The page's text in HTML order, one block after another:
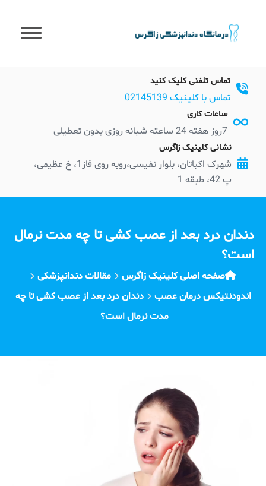
content
تماس تلفنی کلیک کنید
تماس با کلینیک 02145139
ساعات کاری
7روز هفته 24 ساعته شبانه روزی بدون تعطیلی
نشانی کلینیک زاگرس
شهرک اکباتان، بلوار نفیسی،روبه روی فاز1، خ عظیمی،
پ 42، طبقه 1
دندان درد بعد از عصب کشی تا چه مدت نرمال
است؟
صفحه اصلی کلینیک زاگرس
مقالات دندانپزشکی
اندودنتیکس درمان عصب
دندان درد بعد از عصب کشی تا چه
مدت نرمال است؟